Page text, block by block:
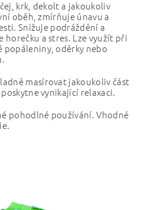
krk, dekolt a jakoukoliv
oběh, zmírňuje únavu a
Snižuje podráždění a
a stres. Lze využít při
oděrky nebo
masírovat jakoukoliv část
vynikající relaxaci.
pohodlné používání.Vhodné